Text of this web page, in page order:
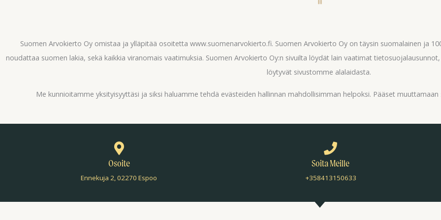
Suomen Arvokierto Oy omistaa ja ylläpitää osoitetta www.suomenarvokierto.fi. Suomen Arvokierto Oy on täysin suomalainen ja
noudattaa suomen lakia, sekä kaikkia viranomais vaatimuksia. Suomen Arvokierto Oy:n sivuilta löydät lain vaatimat
löytyvät sivustomme alalaidasta.
Me kunnioitamme yksityisyyttäsi ja siksi haluamme tehdä evästeiden hallinnan mahdollisimman helpoksi. Pääset
Osoite
Ennekuja 2, 02270 Espoo
Soita Meille
+358413150633